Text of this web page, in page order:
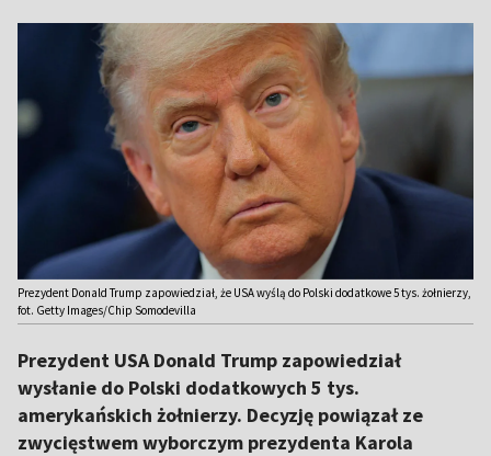
Prezydent Donald Trump zapowiedział, że USA wyślą do Polski dodatkowe 5 tys. żołnierzy,
fot. Getty Images/Chip Somodevilla
Prezydent USA Donald Trump zapowiedział
wysłanie do Polski dodatkowych 5 tys.
amerykańskich żołnierzy. Decyzję powiązał ze
zwycięstwem wyborczym prezydenta Karola